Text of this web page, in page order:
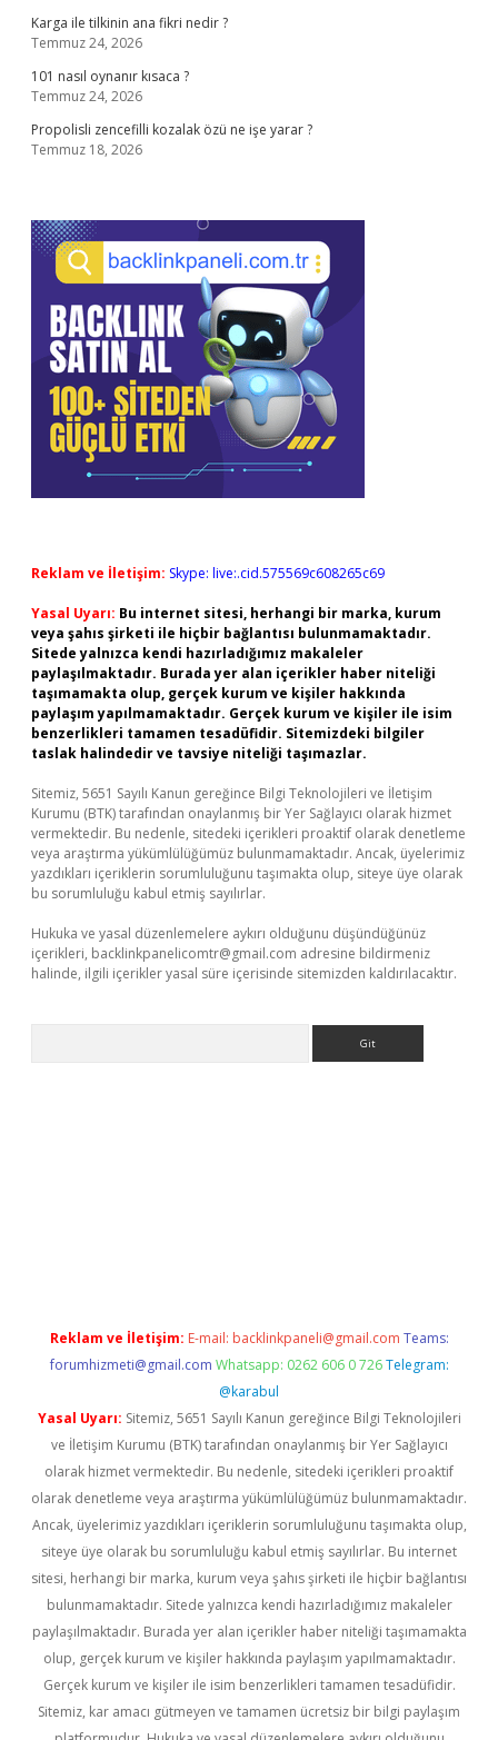
Karga ile tilkinin ana fikri nedir ?
Temmuz 24, 2026
101 nasıl oynanır kısaca ?
Temmuz 24, 2026
Propolisli zencefilli kozalak özü ne işe yarar ?
Temmuz 18, 2026
Reklam ve İletişim: Skype: live:.cid.575569c608265c69
Yasal Uyarı: Bu internet sitesi, herhangi bir marka, kurum
veya şahıs şirketi ile hiçbir bağlantısı bulunmamaktadır.
Sitede yalnızca kendi hazırladığımız makaleler
paylaşılmaktadır. Burada yer alan içerikler haber niteliği
taşımamakta olup, gerçek kurum ve kişiler hakkında
paylaşım yapılmamaktadır. Gerçek kurum ve kişiler ile isim
benzerlikleri tamamen tesadüfidir. Sitemizdeki bilgiler
taslak halindedir ve tavsiye niteliği taşımazlar.
Sitemiz, 5651 Sayılı Kanun gereğince Bilgi Teknolojileri ve İletişim
Kurumu (BTK) tarafından onaylanmış bir Yer Sağlayıcı olarak hizmet
vermektedir. Bu nedenle, sitedeki içerikleri proaktif olarak denetleme
veya araştırma yükümlülüğümüz bulunmamaktadır. Ancak, üyelerimiz
yazdıkları içeriklerin sorumluluğunu taşımakta olup, siteye üye olarak
bu sorumluluğu kabul etmiş sayılırlar.
Hukuka ve yasal düzenlemelere aykırı olduğunu düşündüğünüz
içerikleri, backlinkpanelicomtr@gmail.com adresine bildirmeniz
halinde, ilgili içerikler yasal süre içerisinde sitemizden kaldırılacaktır.
Reklam ve İletişim: E-mail: backlinkpaneli@gmail.com Teams:
forumhizmeti@gmail.com Whatsapp: 0262 606 0 726 Telegram:
@karabul
Yasal Uyarı: Sitemiz, 5651 Sayılı Kanun gereğince Bilgi Teknolojileri
ve İletişim Kurumu (BTK) tarafından onaylanmış bir Yer Sağlayıcı
olarak hizmet vermektedir. Bu nedenle, sitedeki içerikleri proaktif
olarak denetleme veya araştırma yükümlülüğümüz bulunmamaktadır.
Ancak, üyelerimiz yazdıkları içeriklerin sorumluluğunu taşımakta olup,
siteye üye olarak bu sorumluluğu kabul etmiş sayılırlar. Bu internet
sitesi, herhangi bir marka, kurum veya şahıs şirketi ile hiçbir bağlantısı
bulunmamaktadır. Sitede yalnızca kendi hazırladığımız makaleler
paylaşılmaktadır. Burada yer alan içerikler haber niteliği taşımamakta
olup, gerçek kurum ve kişiler hakkında paylaşım yapılmamaktadır.
Gerçek kurum ve kişiler ile isim benzerlikleri tamamen tesadüfidir.
Sitemiz, kar amacı gütmeyen ve tamamen ücretsiz bir bilgi paylaşım